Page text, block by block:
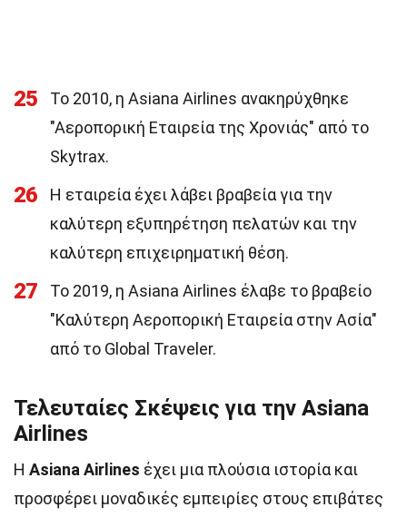
25
Το 2010, η Asiana Airlines ανακηρύχθηκε
"Αεροπορική Εταιρεία της Χρονιάς" από το
Skytrax.
26
Η εταιρεία έχει λάβει βραβεία για την
καλύτερη εξυπηρέτηση πελατών και την
καλύτερη επιχειρηματική θέση.
27
Το 2019, η Asiana Airlines έλαβε το βραβείο
"Καλύτερη Αεροπορική Εταιρεία στην Ασία"
από το Global Traveler.
Τελευταίες Σκέψεις για την Asiana
Airlines
Η Asiana Airlines έχει μια πλούσια ιστορία και
προσφέρει μοναδικές εμπειρίες στους επιβάτες